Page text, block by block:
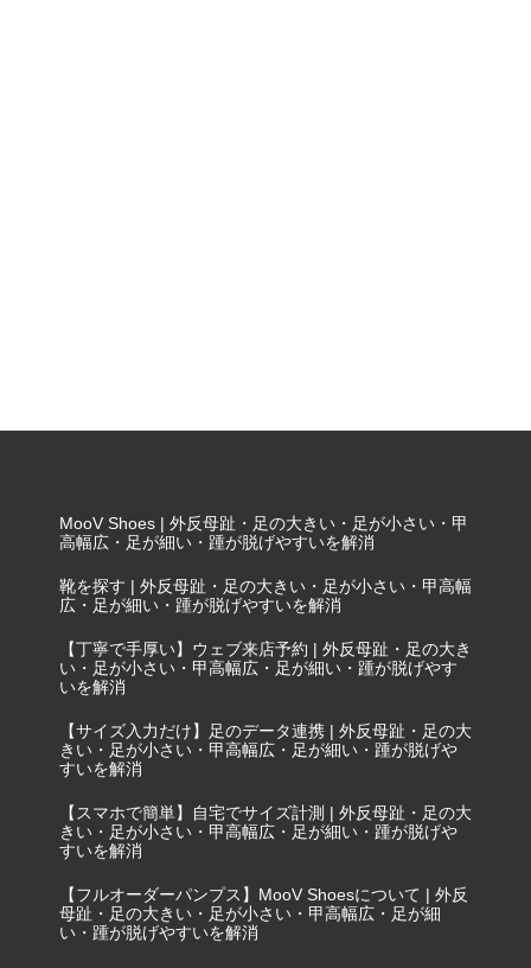
MooV Shoes | 外反母趾・足の大きい・足が小さい・甲
高幅広・足が細い・踵が脱げやすいを解消
靴を探す | 外反母趾・足の大きい・足が小さい・甲高幅
広・足が細い・踵が脱げやすいを解消
【丁寧で手厚い】ウェブ来店予約 | 外反母趾・足の大き
い・足が小さい・甲高幅広・足が細い・踵が脱げやす
いを解消
【サイズ入力だけ】足のデータ連携 | 外反母趾・足の大
きい・足が小さい・甲高幅広・足が細い・踵が脱げや
すいを解消
【スマホで簡単】自宅でサイズ計測 | 外反母趾・足の大
きい・足が小さい・甲高幅広・足が細い・踵が脱げや
すいを解消
【フルオーダーパンプス】MooV Shoesについて | 外反
母趾・足の大きい・足が小さい・甲高幅広・足が細
い・踵が脱げやすいを解消